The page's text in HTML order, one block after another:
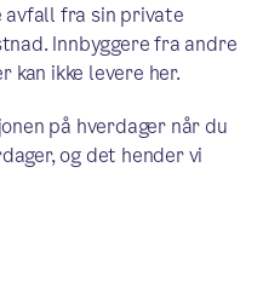
avfall fra sin private
Innbyggere fra andre
kan ikke levere her.
på hverdager når du
og det hender vi